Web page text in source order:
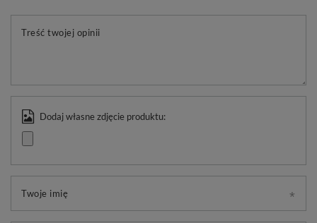
Treść twojej opinii
Dodaj własne zdjęcie produktu:
Twoje imię